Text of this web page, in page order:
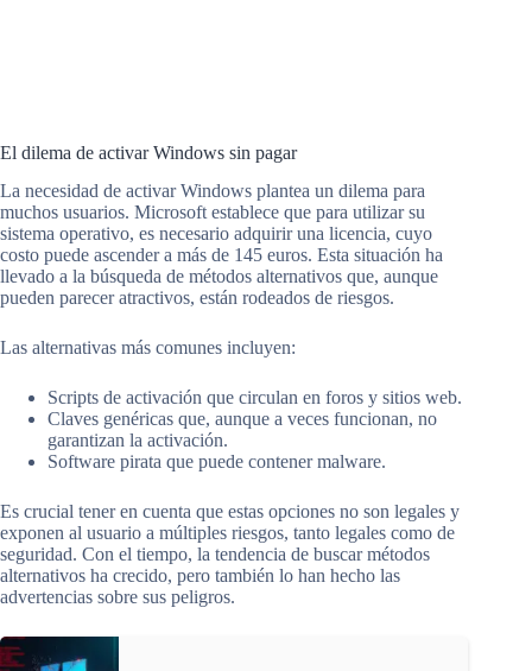
El dilema de activar Windows sin pagar
La necesidad de activar Windows plantea un dilema para
muchos usuarios. Microsoft establece que para utilizar su
sistema operativo, es necesario adquirir una licencia, cuyo
costo puede ascender a más de 145 euros. Esta situación ha
llevado a la búsqueda de métodos alternativos que, aunque
pueden parecer atractivos, están rodeados de riesgos.
Las alternativas más comunes incluyen:
Scripts de activación que circulan en foros y sitios web.
Claves genéricas que, aunque a veces funcionan, no
garantizan la activación.
Software pirata que puede contener malware.
Es crucial tener en cuenta que estas opciones no son legales y
exponen al usuario a múltiples riesgos, tanto legales como de
seguridad. Con el tiempo, la tendencia de buscar métodos
alternativos ha crecido, pero también lo han hecho las
advertencias sobre sus peligros.